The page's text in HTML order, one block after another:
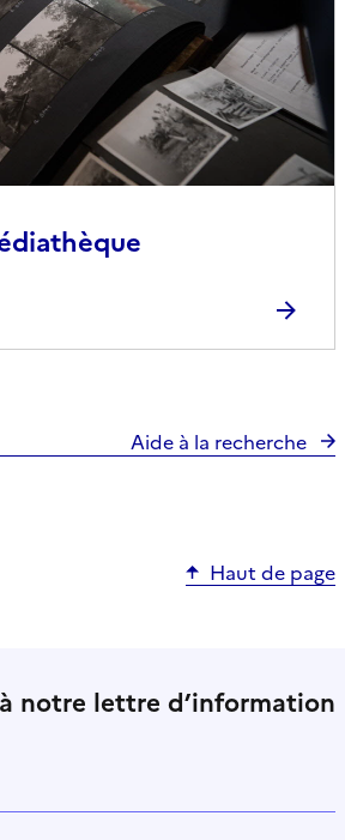
Aide à la recherche
Haut de page
notre lettre d’information